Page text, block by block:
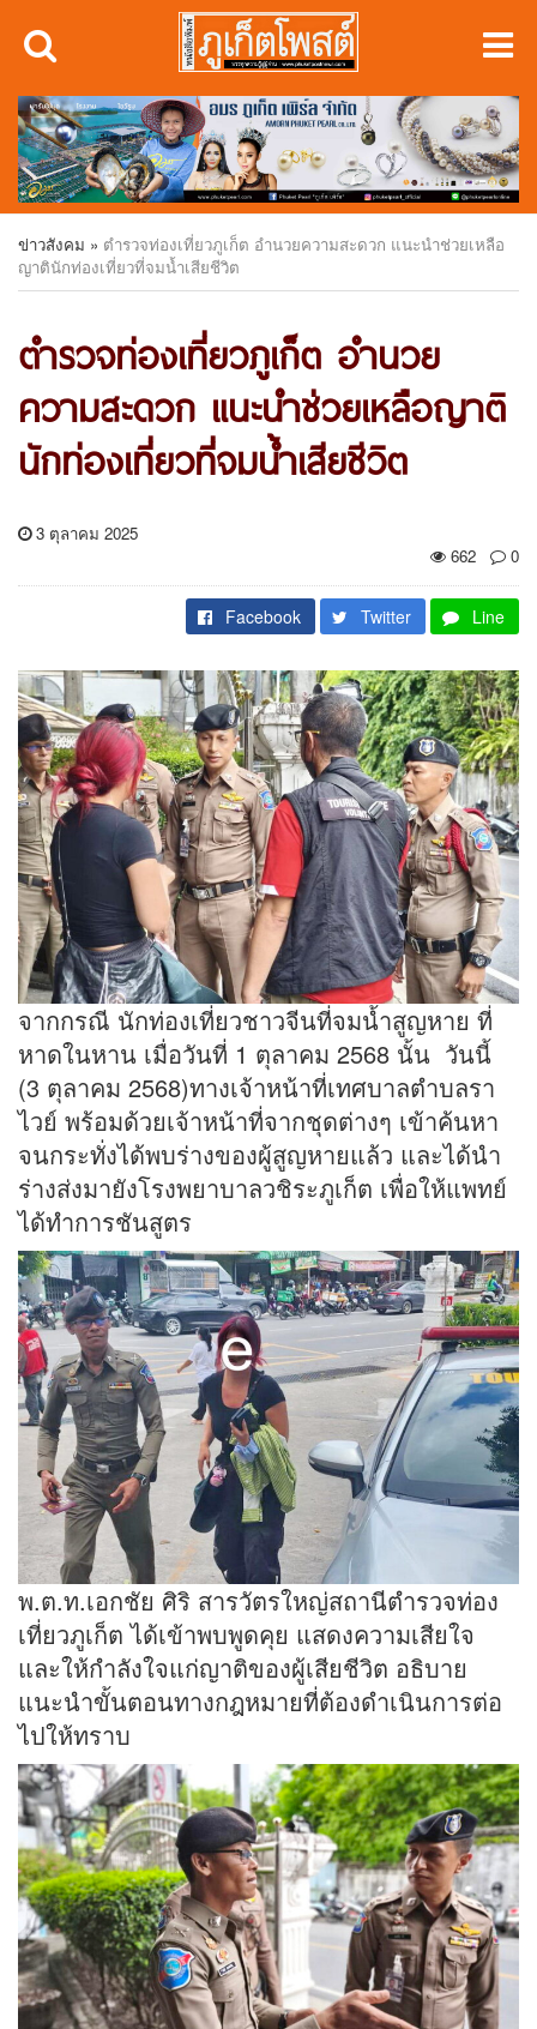
ข่าวสังคม » ตำรวจท่องเที่ยวภูเก็ต อำนวยความสะดวก แนะนำช่วยเหลือ
ญาตินักท่องเที่ยวที่จมน้ำเสียชีวิต
ตำรวจท่องเที่ยวภูเก็ต อำนวย
ความสะดวก แนะนำช่วยเหลือญาติ
นักท่องเที่ยวที่จมน้ำเสียชีวิต
3 ตุลาคม 2025
662
0
Facebook Twitter Line
จากกรณี นักท่องเที่ยวชาวจีนที่จมน้ำสูญหาย ที่
หาดในหาน เมื่อวันที่ 1 ตุลาคม 2568 นั้น วันนี้
(3 ตุลาคม 2568)ทางเจ้าหน้าที่เทศบาลตำบลรา
ไวย์ พร้อมด้วยเจ้าหน้าที่จากชุดต่างๆ เข้าค้นหา
จนกระทั่งได้พบร่างของผู้สูญหายแล้ว และได้นำ
ร่างส่งมายังโรงพยาบาลวชิระภูเก็ต เพื่อให้แพทย์
ได้ทำการชันสูตร
พ.ต.ท.เอกชัย ศิริ สารวัตรใหญ่สถานีตำรวจท่อง
เที่ยวภูเก็ต ได้เข้าพบพูดคุย แสดงความเสียใจ
และให้กำลังใจแก่ญาติของผู้เสียชีวิต อธิบาย
แนะนำขั้นตอนทางกฎหมายที่ต้องดำเนินการต่อ
ไปให้ทราบ